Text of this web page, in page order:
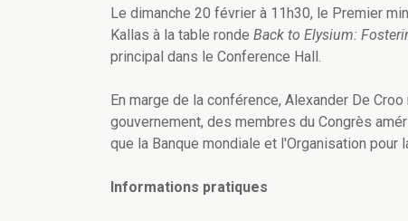
Le dimanche 20 février à 11h30, le Premier
Kallas à la table ronde Back to Elysium:
principal dans le Conference Hall.
En marge de la conférence, Alexander De
gouvernement, des membres du Congrès
que la Banque mondiale et l'Organisation pour
Informations pratiques